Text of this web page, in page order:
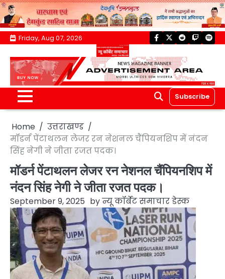
Skip
content
Friday, Aug 07, 2026 facebook
twitterreddittwitch
Subscribe
Home
उत्तराखण्ड
मॉडर्न पेंटाथलन लेजर रन नेशनल चैंपियनशिप में नंदन
सिंह नेगी ने जीता रजत पदक।
मॉडर्न पेंटाथलन लेजर रन नेशनल चैंपियनशिप में
नंदन सिंह नेगी ने जीता रजत पदक।
September 9, 2025 byन्यू कॉर्बेट समाचार डेस्क